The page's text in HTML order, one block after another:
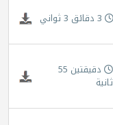
3 دقائق 3 ثواني
دقيقتين 55
ثانية